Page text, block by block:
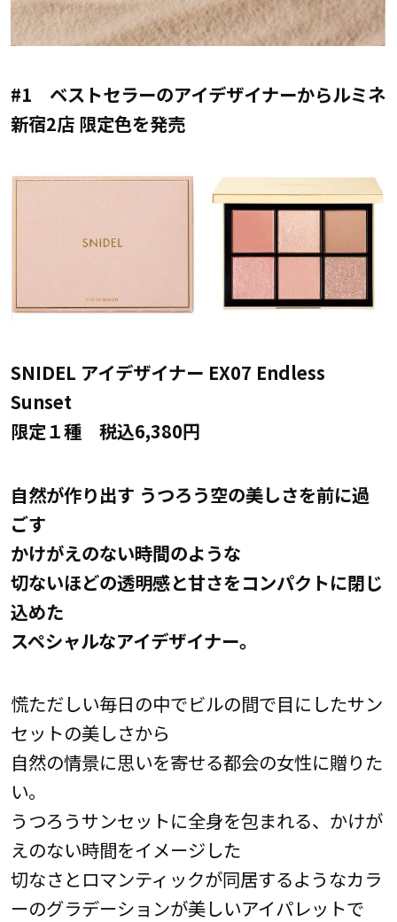
#1 ベストセラーのアイデザイナーからルミネ
新宿2店 限定色を発売
SNIDEL アイデザイナー EX07 Endless
Sunset
限定１種 税込6,380円
自然が作り出す うつろう空の美しさを前に過
ごす
かけがえのない時間のような
切ないほどの透明感と甘さをコンパクトに閉じ
込めた
スペシャルなアイデザイナー。
慌ただしい毎日の中でビルの間で目にしたサン
セットの美しさから
自然の情景に思いを寄せる都会の女性に贈りた
い。
うつろうサンセットに全身を包まれる、かけが
えのない時間をイメージした
切なさとロマンティックが同居するようなカラ
ーのグラデーションが美しいアイパレットで